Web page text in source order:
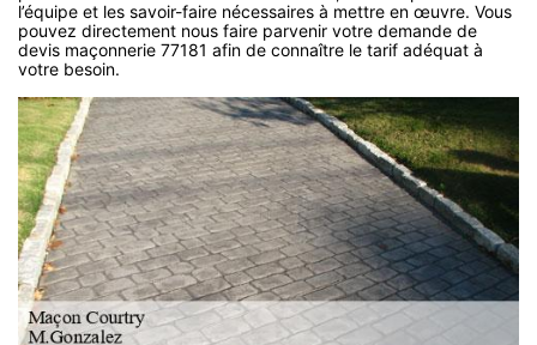
l’équipe et les savoir-faire nécessaires à mettre en œuvre. Vous
pouvez directement nous faire parvenir votre demande de
devis maçonnerie 77181 afin de connaître le tarif adéquat à
votre besoin.